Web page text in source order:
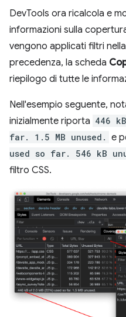
DevTools ora ricalcola e
informazioni sulla
vengono applicati filtri
precedenza, la scheda
riepilogo di tutte le
Nell'esempio seguente,
inizialmente riporta 446
far. 1.5 MB unused. e
used so far. 546 kB
filtro CSS.